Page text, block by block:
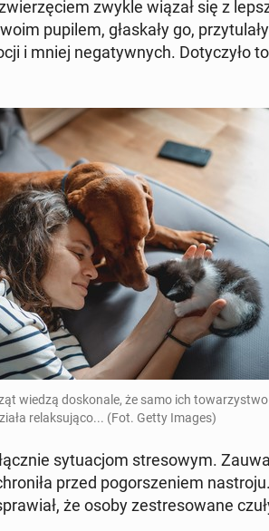
zwykle wiązał się z
pupilem, gła­ska­ły go,
i mniej ne­ga­tyw­nych. Do­ty­czy­ło
wiedzą do­sko­na­le, że samo ich
re­lak­su­ją­co... (Fot. Getty Images)
sy­tu­acjom stre­so­wym.
przed po­gor­sze­niem
że osoby ze­stre­so­wa­ne